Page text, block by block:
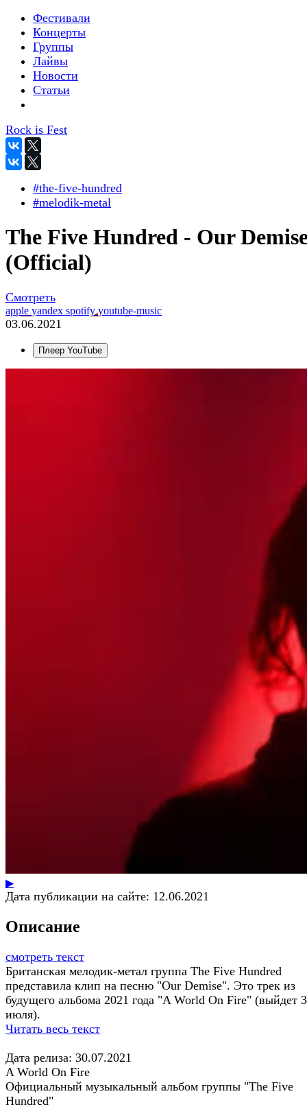
Фестивали
Концерты
Группы
Лайвы
Новости
Статьи
Rock is Fest
#the-five-hundred
#melodik-metal
The Five Hundred - Our
(Official)
Смотреть
apple yandex spotifyyoutube-music
03.06.2021
Плеер YouTube
▶
Дата публикации на сайте: 12.06.2021
Описание
смотреть текст
Британская мелодик-метал группа The Five Hundred
представила клип на песню "Our Demise". Это трек из
будущего альбома 2021 года "A World On Fire" (выйдет
июля).
Читать весь текст
Дата релиза: 30.07.2021
A World On Fire
Официальный музыкальный альбом группы "The Five
Hundred"